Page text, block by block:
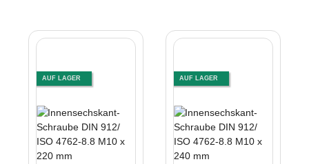
AUF LAGER AUF LAGER